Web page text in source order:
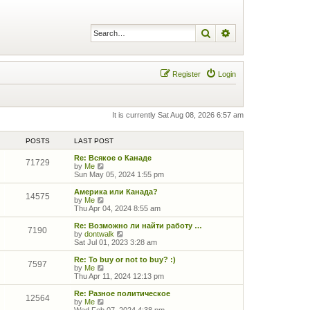
Search
Login
Register
It is currently Sat Aug 08, 2026 6:57 am
POSTS LAST POST
71729
Re: Всякое о Канаде
by Me
i
e
w
h
e
l
a
t
e
s
t
p
o
t
Sun May 05, 2024 1:55 pm
14575
Америка или Канада?
by Me
i
e
w
t
h
e
l
t
s
t
p
Thu Apr 04, 2024 8:55 am
7190
Re: Возможно ли найти работу …
by dontwalk
i
e
w
h
e
l
t
Sat Jul 01, 2023 3:28 am
7597
Re: To buy or not to buy? :)
by Me
i
e
w
Thu Apr 11, 2024 12:13 pm
12564
Re: Разное политическое
by Me